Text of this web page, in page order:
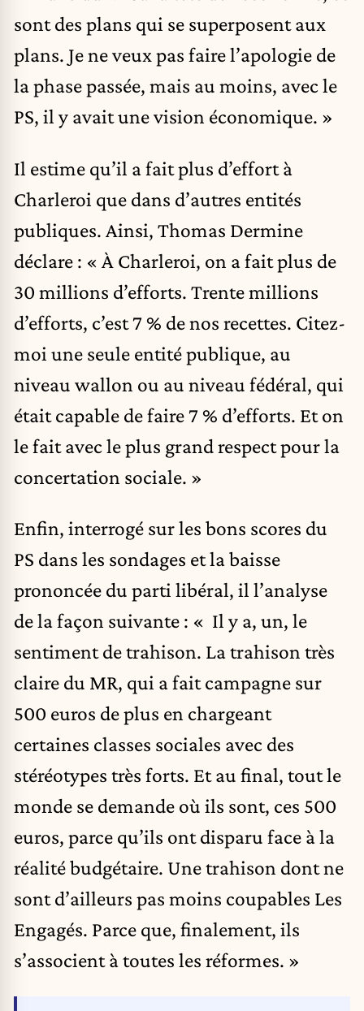
sont des plans qui se superposent aux
plans. Je ne veux pas faire l’apologie de
la phase passée, mais au moins, avec le
PS, il y avait une vision économique. »
Il estime qu’il a fait plus d’effort à
Charleroi que dans d’autres entités
publiques. Ainsi, Thomas Dermine
déclare : « À Charleroi, on a fait plus de
30 millions d’efforts. Trente millions
d’efforts, c’est 7 % de nos recettes. Citez-
moi une seule entité publique, au
niveau wallon ou au niveau fédéral, qui
était capable de faire 7 % d’efforts. Et on
le fait avec le plus grand respect pour la
concertation sociale. »
Enfin, interrogé sur les bons scores du
PS dans les sondages et la baisse
prononcée du parti libéral, il l’analyse
de la façon suivante : « Il y a, un, le
sentiment de trahison. La trahison très
claire du MR, qui a fait campagne sur
500 euros de plus en chargeant
certaines classes sociales avec des
stéréotypes très forts. Et au final, tout le
monde se demande où ils sont, ces 500
euros, parce qu’ils ont disparu face à la
réalité budgétaire. Une trahison dont ne
sont d’ailleurs pas moins coupables Les
Engagés. Parce que, finalement, ils
s’associent à toutes les réformes. »